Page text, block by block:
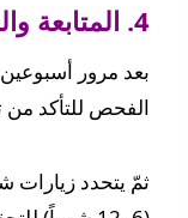
4. المتابعة والرصد الدوري
بعد مرور أسبوعين
الفحص للتأكد
ثمّ يتحدد زيارات